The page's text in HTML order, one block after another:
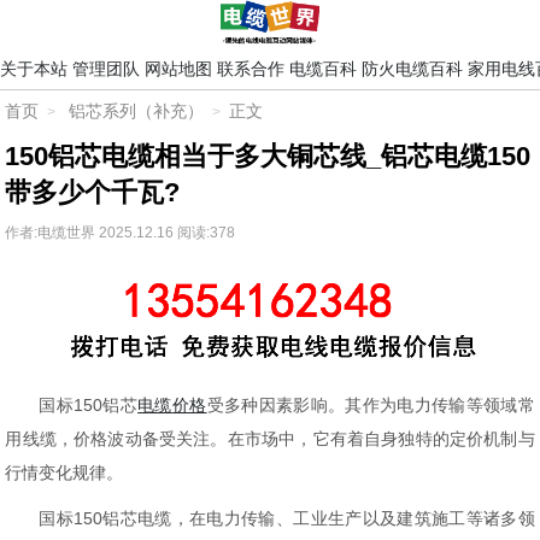
关于本站 管理团队 网站地图 联系合作 电缆百科 防火电缆百科 家用电线
首页 铝芯系列（补充） 正文
150铝芯电缆相当于多大铜芯线_铝芯电缆150
带多少个千瓦?
作者:电缆世界 2025.12.16 阅读:378
国标150铝芯电缆价格受多种因素影响。其作为电力传输等领域常
用线缆，价格波动备受关注。在市场中，它有着自身独特的定价机制与
行情变化规律。
国标150铝芯电缆，在电力传输、工业生产以及建筑施工等诸多领